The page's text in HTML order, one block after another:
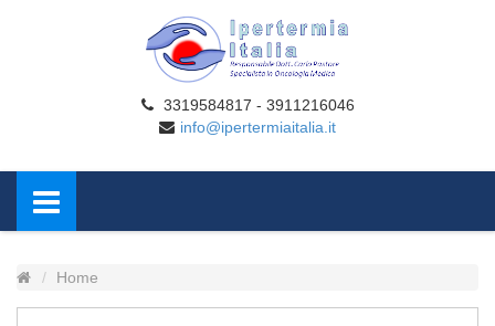
3319584817 - 3911216046
info@ipertermiaitalia.it
Home